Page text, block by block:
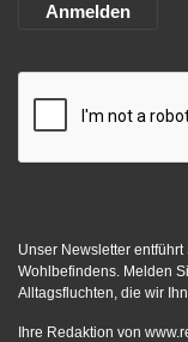
Anmelden
Unser Newsletter
Wohlbefindens. Melden
Alltagsfluchten, die wir
Ihre Redaktion von